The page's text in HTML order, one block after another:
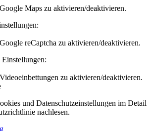
Maps zu aktivieren/deaktivieren.
reCaptcha zu aktivieren/deaktivieren.
zu aktivieren/deaktivieren.
und Datenschutzeinstellungen im Detail
nachlesen.